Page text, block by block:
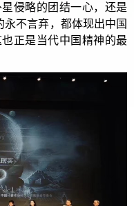
侵略的团结一心，还是
永不言弃，都体现出中国
正是当代中国精神的最